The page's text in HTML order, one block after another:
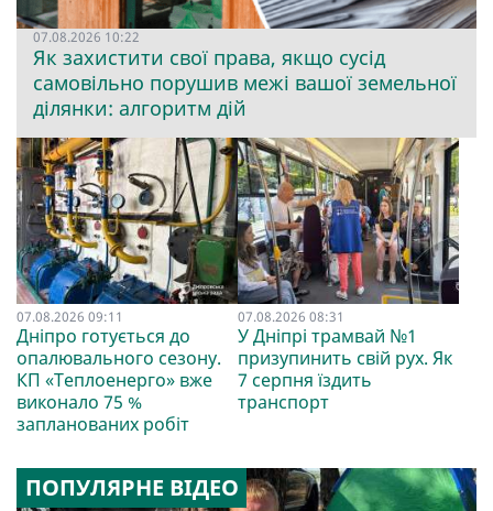
07.08.2026 10:22
Як захистити свої права, якщо сусід
самовільно порушив межі вашої земельної
ділянки: алгоритм дій
07.08.2026 09:11
Дніпро готується до
опалювального сезону.
КП «Теплоенерго» вже
виконало 75 %
запланованих робіт
07.08.2026 08:31
У Дніпрі трамвай №1
призупинить свій рух. Як
7 серпня їздить
транспорт
ПОПУЛЯРНЕ ВІДЕО